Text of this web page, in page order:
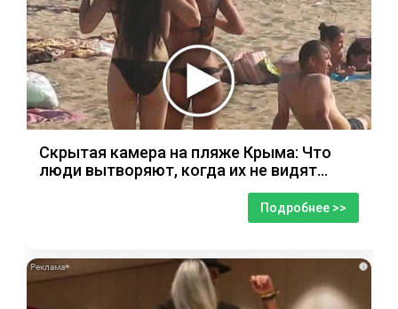
Скрытая камера на пляже Крыма: Что
люди вытворяют, когда их не видят...
Подробнее >>
i